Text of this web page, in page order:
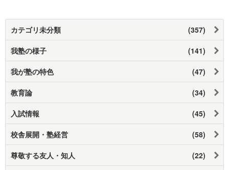
カテゴリ未分類 (357)
我塾の様子 (141)
我が塾の特色 (47)
教育論 (34)
入試情報 (45)
校舎展開・塾経営 (58)
尊敬する友人・知人 (22)